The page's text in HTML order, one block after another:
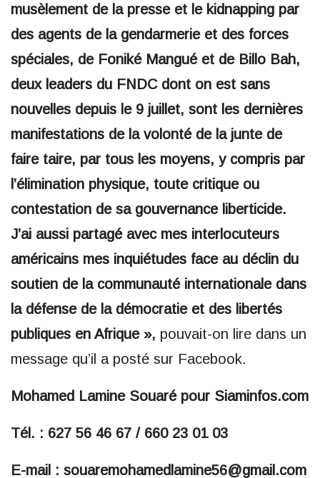
musèlement de la presse et le kidnapping par
des agents de la gendarmerie et des forces
spéciales, de Foniké Mangué et de Billo Bah,
deux leaders du FNDC dont on est sans
nouvelles depuis le 9 juillet, sont les dernières
manifestations de la volonté de la junte de
faire taire, par tous les moyens, y compris par
l’élimination physique, toute critique ou
contestation de sa gouvernance liberticide.
J’ai aussi partagé avec mes interlocuteurs
américains mes inquiétudes face au déclin du
soutien de la communauté internationale dans
la défense de la démocratie et des libertés
publiques en Afrique », pouvait-on lire dans un
message qu’il a posté sur Facebook.
Mohamed Lamine Souaré pour Siaminfos.com
Tél. : 627 56 46 67 / 660 23 01 03
E-mail : souaremohamedlamine56@gmail.com